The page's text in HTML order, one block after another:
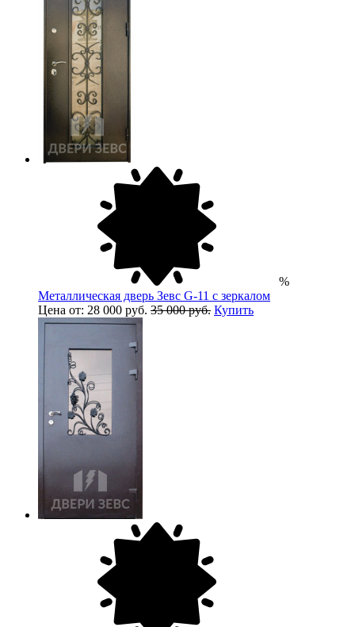
%
Металлическая дверь Зевс G-11 с зеркалом
Цена от: 28 000 руб. 35 000 руб. Купить